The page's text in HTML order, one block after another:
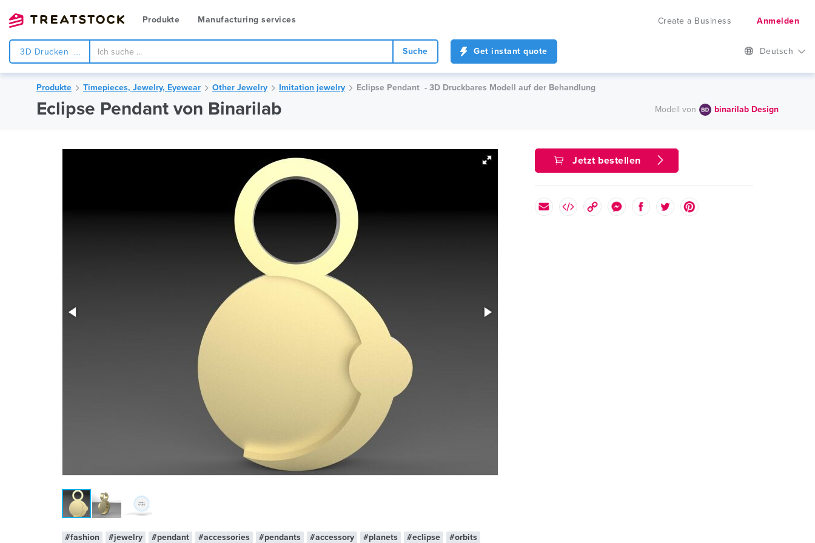
Produkte Manufacturing services Create a Business Anmelden
3D Drucken Suche Get instant quote Deutsch
Produkte Timepieces, Jewelry, Eyewear Other Jewelry Imitation jewelry Eclipse Pendant - 3D Druckbares Modell auf der Behandlung
Eclipse Pendant von Binarilab Modell von binarilab Design
#fashion #jewelry #pendant #accessories #pendants #accessory #planets #eclipse #orbits
Jetzt bestellen